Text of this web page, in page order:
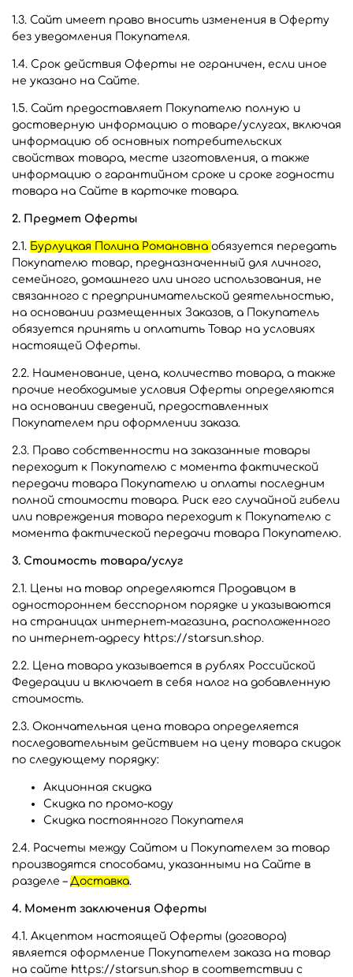
1.3. Сайт имеет право вносить изменения в Оферту
без уведомления Покупателя.
1.4. Срок действия Оферты не ограничен, если иное
не указано на Сайте.
1.5. Сайт предоставляет Покупателю полную и
достоверную информацию о товаре/услугах, включая
информацию об основных потребительских
свойствах товара, месте изготовления, а также
информацию о гарантийном сроке и сроке годности
товара на Сайте в карточке товара.
2. Предмет Оферты
2.1. Бурлуцкая Полина Романовна обязуется передать
Покупателю товар, предназначенный для личного,
семейного, домашнего или иного использования, не
связанного с предпринимательской деятельностью,
на основании размещенных Заказов, а Покупатель
обязуется принять и оплатить Товар на условиях
настоящей Оферты.
2.2. Наименование, цена, количество товара, а также
прочие необходимые условия Оферты определяются
на основании сведений, предоставленных
Покупателем при оформлении заказа.
2.3. Право собственности на заказанные товары
переходит к Покупателю с момента фактической
передачи товара Покупателю и оплаты последним
полной стоимости товара. Риск его случайной гибели
или повреждения товара переходит к Покупателю с
момента фактической передачи товара Покупателю.
3. Стоимость товара/услуг
2.1. Цены на товар определяются Продавцом в
одностороннем бесспорном порядке и указываются
на страницах интернет-магазина, расположенного
по интернет-адресу https://starsun.shop.
2.2. Цена товара указывается в рублях Российской
Федерации и включает в себя налог на добавленную
стоимость.
2.3. Окончательная цена товара определяется
последовательным действием на цену товара скидок
по следующему порядку:
Акционная скидка
Скидка по промо-коду
Скидка постоянного Покупателя
2.4. Расчеты между Сайтом и Покупателем за товар
производятся способами, указанными на Сайте в
разделе – Доставка.
4. Момент заключения Оферты
4.1. Акцептом настоящей Оферты (договора)
является оформление Покупателем заказа на товар
на сайте https://starsun.shop в соответствии с